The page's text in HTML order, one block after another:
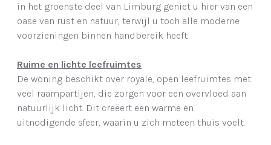
in het groenste deel van Limburg geniet u hier van een
oase van rust en natuur, terwijl u toch alle moderne
voorzieningen binnen handbereik heeft.
Ruime en lichte leefruimtes
De woning beschikt over royale, open leefruimtes met
veel raampartijen, die zorgen voor een overvloed aan
natuurlijk licht. Dit creëert een warme en
uitnodigende sfeer, waarin u zich meteen thuis voelt.